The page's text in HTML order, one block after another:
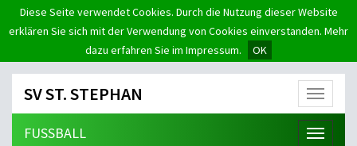
Diese Seite verwendet Cookies. Durch die Nutzung dieser Website
erklären Sie sich mit der Verwendung von Cookies einverstanden. Mehr
dazu erfahren Sie im Impressum.
OK
Menü
SV ST. STEPHAN
Menü
FUSSBALL